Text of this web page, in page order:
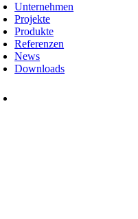
Unternehmen
Projekte
Produkte
Referenzen
News
Downloads